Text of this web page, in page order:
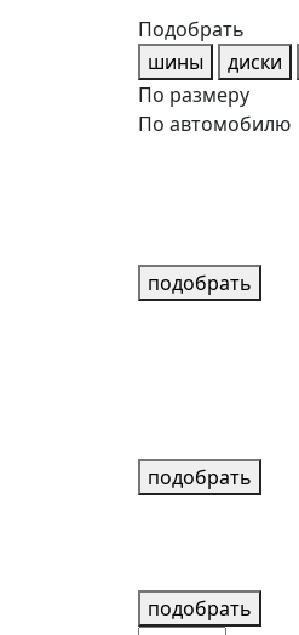
Подобрать
шины
диски
По размеру
По автомобилю
подобрать
подобрать
подобрать